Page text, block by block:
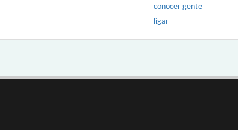
conocer gente
ligar